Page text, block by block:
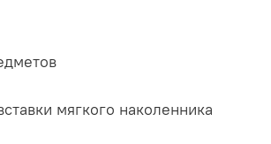
мягкого наколенника